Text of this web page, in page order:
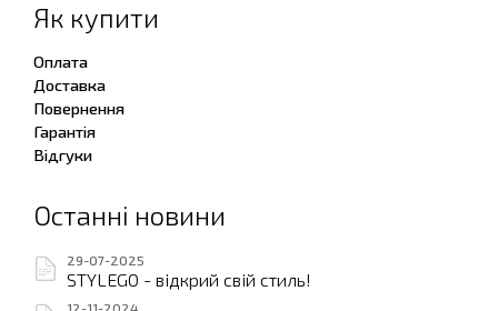
Як купити
Оплата
Доставка
Повернення
Гарантія
Відгуки
Останні новини
29-07-2025
STYLEGO - відкрий свій стиль!